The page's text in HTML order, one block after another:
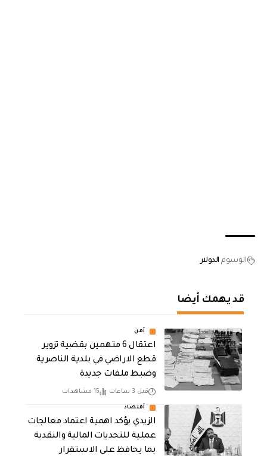
الوسوم الدولار
قد يهمك أيضا
أمن
اعتقال 6 متهمين بقضية تزوير
قطع الاراضي في بلدية الناصرية
وضبط ملفات جديدة
قبل 3 ساعات 15 مشاهدات
أقتصاد
الزيدي يؤكد اهمية اعتماد معالجات
عملية للتحديات المالية والنقدية
بما يحافظ على الاستقرار